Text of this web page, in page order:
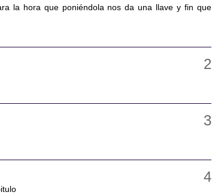
la hora que poniéndola nos da una llave y fin que